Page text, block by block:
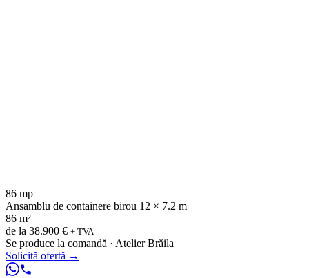
86 mp
Ansamblu de containere birou 12 × 7.2 m
86 m²
de la 38.900 € + TVA
Se produce la comandă · Atelier Brăila
Solicită ofertă →